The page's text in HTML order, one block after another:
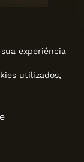
experiência
utilizados,